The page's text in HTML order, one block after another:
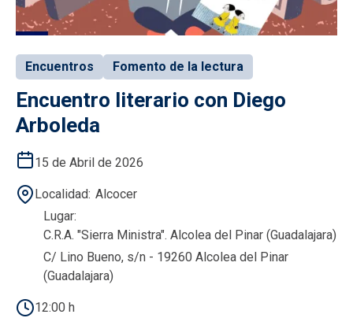
Encuentros Fomento de la lectura
Encuentro literario con Diego
Arboleda
15 de Abril de 2026
Localidad Alcocer
Lugar
C.R.A. "Sierra Ministra". Alcolea del Pinar (Guadalajara)
C/ Lino Bueno, s/n - 19260 Alcolea del Pinar
(Guadalajara)
12:00 h